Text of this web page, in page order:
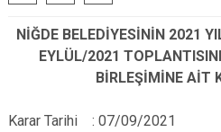
NİĞDE BELEDİYESİNİN 2021
EYLÜL/2021
BİRLEŞİMİNE AİT
Karar Tarihi : 07/09/2021